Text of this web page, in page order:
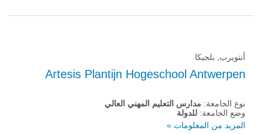
أنتويرب, بلجيكا
Artesis Plantijn Hogeschool Antwerpen
نوع الجامعة: مدارس التعليم المهني العالي
وضع الجامعة: للدولة
المزيد من المعلومات »